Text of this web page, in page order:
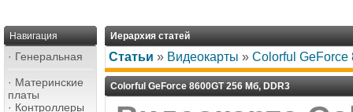
Навигация
· Генеральная
· Материнские
платы
· Контроллеры
Иерархия статей
Статьи » Видеокарты » Colorful
Colorful GeForce 8600GT 256 Мб, DDR3